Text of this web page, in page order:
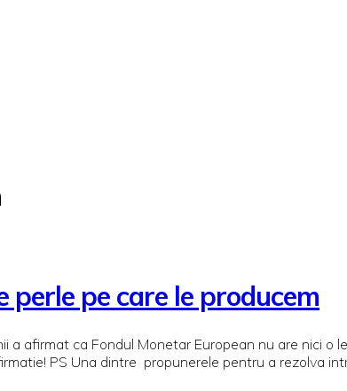
perle pe care le producem
a afirmat ca Fondul Monetar European nu are nici
PS Una dintre propunerele pentru a rezolva